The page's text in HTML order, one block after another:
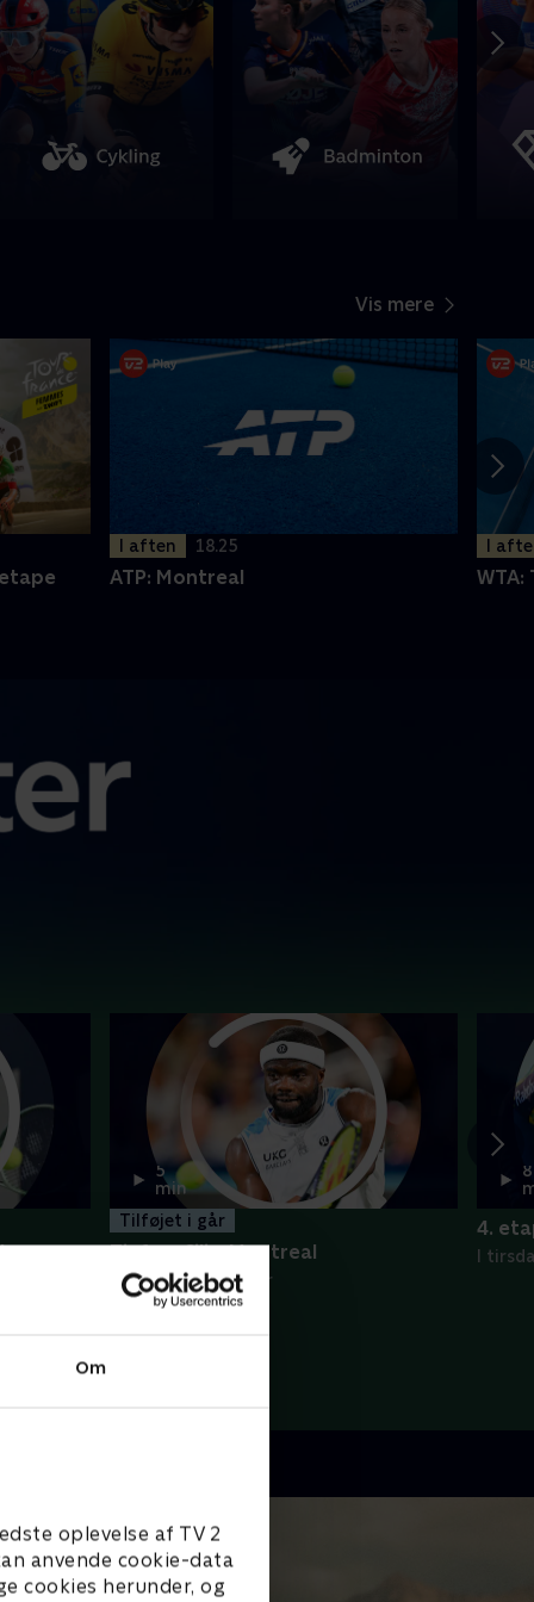
Om
oplevelse af TV 2
anvende cookie-data
cookies herunder, og
Vis mere
I aften 18.25
ATP: Montreal
I
5
min
Tilføjet i går
Tiafoe-Cilic, Montreal
ATP - Højdepunkter
8
4.
I